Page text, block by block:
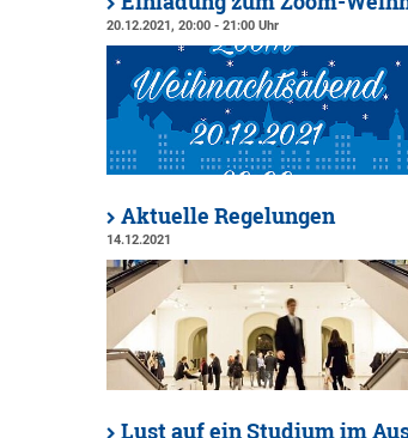
20.12.2021, 20:00 - 21:00 Uhr
Aktuelle Regelungen
14.12.2021
Lust auf ein Studium im